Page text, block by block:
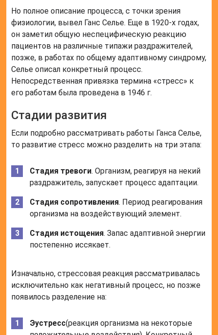
Но полное описание процесса, с точки зрения
физиологии, вывел Ганс Селье. Еще в 1920-х годах,
он заметил общую неспецифическую реакцию
пациентов на различные типажи раздражителей,
позже, в работах по общему адаптивному синдрому,
Селье описал конкретный процесс.
Непосредственная привязка термина «стресс» к
его работам была проведена в 1946 г.
Стадии развития
Если подробно рассматривать работы Ганса Селье,
то развитие стресс можно разделить на три этапа:
Стадия тревоги. Организм, реагируя на некий
раздражитель, запускает процесс адаптации.
Стадия сопротивления. Период реагирования
организма на воздействующий элемент.
Стадия истощения. Запас адаптивной энергии
постепенно иссякает.
Изначально, стрессовая реакция рассматривалась
исключительно как негативный процесс, но позже
появилось разделение на:
Эустресс(реакция организма на некоторые